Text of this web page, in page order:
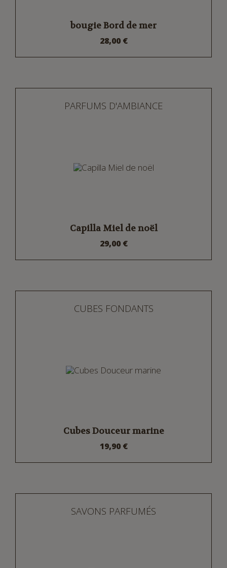
bougie Bord de mer
28,00 €
PARFUMS D'AMBIANCE
Capilla Miel de noël
29,00 €
CUBES FONDANTS
Cubes Douceur marine
19,90 €
SAVONS PARFUMÉS